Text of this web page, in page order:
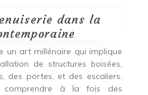
dans la
un art millénaire qui implique
de structures boisées,
des portes, et des escaliers.
comprendre à la fois des